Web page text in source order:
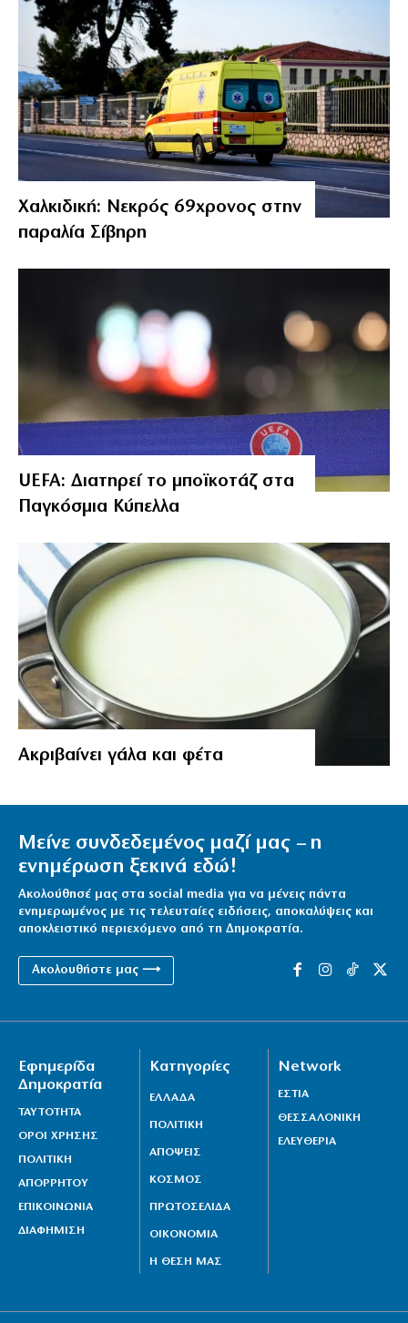
Χαλκιδική: Νεκρός 69χρονος στην
παραλία Σίβηρη
UEFA: Διατηρεί το μποϊκοτάζ στα
Παγκόσμια Κύπελλα
Aκριβαίνει γάλα και φέτα
Μείνε συνδεδεμένος μαζί μας – η
ενημέρωση ξεκινά εδώ!
Ακολούθησέ μας στα social media για να μένεις πάντα
ενημερωμένος με τις τελευταίες ειδήσεις, αποκαλύψεις και
αποκλειστικό περιεχόμενο από τη Δημοκρατία.
Ακολουθήστε μας ⟶
Εφημερίδα
Δημοκρατία
ΤΑΥΤΟΤΗΤΑ
ΟΡΟΙ ΧΡΗΣΗΣ
ΠΟΛΙΤΙΚΗ
ΑΠΟΡΡΗΤΟΥ
ΕΠΙΚΟΙΝΩΝΙΑ
ΔΙΑΦΗΜΙΣΗ
Κατηγορίες
ΕΛΛΑΔΑ
ΠΟΛΙΤΙΚΗ
ΑΠΟΨΕΙΣ
ΚΟΣΜΟΣ
ΠΡΩΤΟΣΕΛΙΔΑ
ΟΙΚΟΝΟΜΙΑ
Η ΘΕΣΗ ΜΑΣ
Network
ΕΣΤΙΑ
ΘΕΣΣΑΛΟΝΙΚΗ
ΕΛΕΥΘΕΡΙΑ